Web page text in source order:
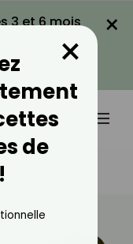
3 et 6 mois
×
Et Fun
de
×